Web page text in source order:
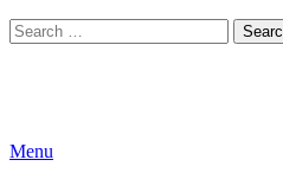
Search
for:
Menu